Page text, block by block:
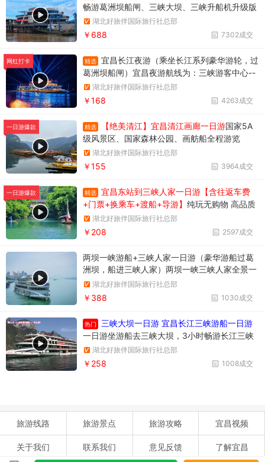
畅游葛洲坝船闸、三峡大坝、三峡升船机升级版
两坝一峡，升级版两坝一峡全域游，两坝一峡PL
US版本
湖北好旅伴国际旅行社总部
7302成交
￥688
网红打卡 精选
宜昌长江夜游（乘坐长江系列豪华游轮，过
葛洲坝船闸）宜昌夜游航线为：三峡游客中心--
天然塔--过葛洲坝船闸--黄柏河下船，穿过葛洲
坝船闸，体验水涨船高的神奇变化。
湖北好旅伴国际旅行社总部
4263成交
￥168
一日游爆款 精选 【绝美清江】宜昌清江画廊一日游国家5A
级风景区、国家森林公园、画舫船全程游览
湖北好旅伴国际旅行社总部
3964成交
￥155
一日游爆款 精选
宜昌东站到三峡人家一日游【含往返车费
+门票+换乘车+渡船+导游】 纯玩无购物 高品质
享受当地跟团一日游
湖北好旅伴国际旅行社总部
2597成交
￥208
两坝一峡游船+三峡人家一日游（豪华游船过葛
洲坝，船进三峡人家）两坝一峡三峡人家全景一
日游湖北好旅伴国际旅行社总部
1030成交
￥388
热门
三峡大坝一日游 宜昌长江三峡游船一日游
一日游坐游船去三峡大坝，3小时畅游长江三峡
西陵峡风光，参观举世瞩目的三峡大坝，多维度
了解三峡工程
湖北好旅伴国际旅行社总部
1008成交
￥258
旅游线路 旅游景点 旅游攻略 宜昌视频
关于我们 联系我们 意见反馈 了解宜昌